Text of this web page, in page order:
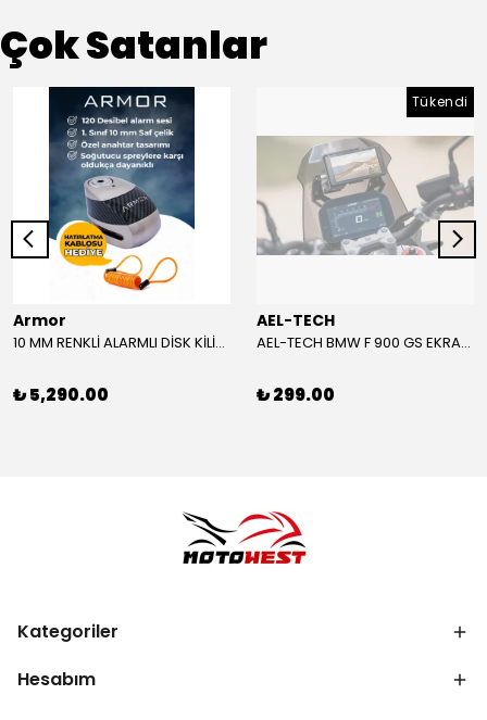
Çok Satanlar
Armor
10 MM RENKLİ ALARMLI DİSK KİLİDİ YENİ VERSİYON
₺ 5,290.00
Tükendi
AEL-TECH
AEL-TECH BMW F 900 GS EKRAN/GÖSTERGE KORUYUCU 2024-2025
₺ 299.00
Kategoriler
Hesabım